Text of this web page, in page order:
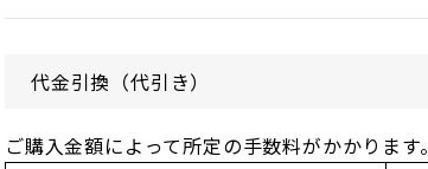
代金引換（代引き）
ご購入金額によって所定の手数料がかかります。